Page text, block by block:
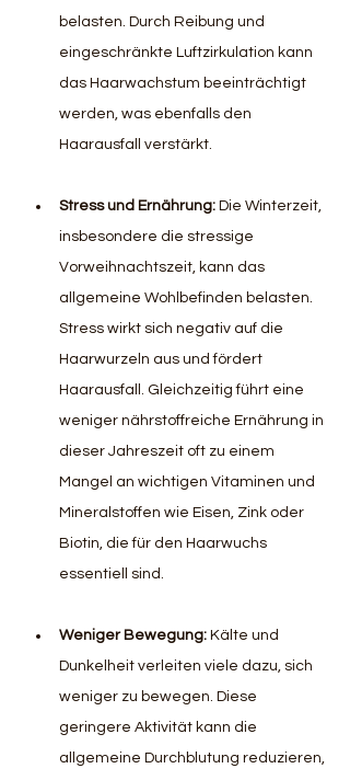
belasten. Durch Reibung und
eingeschränkte Luftzirkulation kann
das Haarwachstum beeinträchtigt
werden, was ebenfalls den
Haarausfall verstärkt.
Stress und Ernährung: Die Winterzeit,
insbesondere die stressige
Vorweihnachtszeit, kann das
allgemeine Wohlbefinden belasten.
Stress wirkt sich negativ auf die
Haarwurzeln aus und fördert
Haarausfall. Gleichzeitig führt eine
weniger nährstoffreiche Ernährung in
dieser Jahreszeit oft zu einem
Mangel an wichtigen Vitaminen und
Mineralstoffen wie Eisen, Zink oder
Biotin, die für den Haarwuchs
essentiell sind.
Weniger Bewegung: Kälte und
Dunkelheit verleiten viele dazu, sich
weniger zu bewegen. Diese
geringere Aktivität kann die
allgemeine Durchblutung reduzieren,